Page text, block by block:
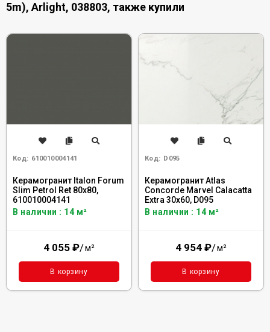
5m), Arlight, 038803, также купили
Код: 610010004141
Керамогранит Italon Forum
Slim Petrol Ret 80x80,
610010004141
В наличии : 14 м²
4 055 ₽/м²
В корзину
Код: D095
Керамогранит Atlas
Concorde Marvel Calacatta
Extra 30x60, D095
В наличии : 14 м²
4 954 ₽/м²
В корзину